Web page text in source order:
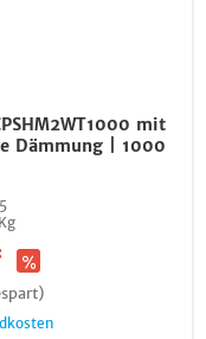
mit
Dämmung | 1000